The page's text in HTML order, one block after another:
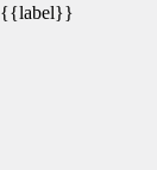
{{label}}